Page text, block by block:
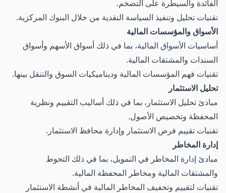
الفائدة والسيطرة على التضخم.
تقنيات تحليل وتنفيذ السياسة النقدية من خلال البنوك المركزية.
الأسواق والمؤسسات المالية
أساسيات الأسواق المالية، بما في ذلك أسواق الأسهم وأسواق
السندات والمشتقات المالية.
تقنيات فهم المؤسسات المالية وديناميكيات السوق والتنقل بينها.
تحليل الاستثمار
مبادئ تحليل الاستثمار، بما في ذلك أساليب التقييم ونظرية
المحفظة وتخصيص الأصول.
تقنيات تقييم فرص الاستثمار وإدارة محافظ الاستثمار.
إدارة المخاطر
مبادئ إدارة المخاطر في التمويل، بما في ذلك التحوط
والمشتقات المالية ومخاطر المحفظة المالية.
تقنيات لتقييم وتخفيف المخاطر المالية في أنشطة الاستثمار